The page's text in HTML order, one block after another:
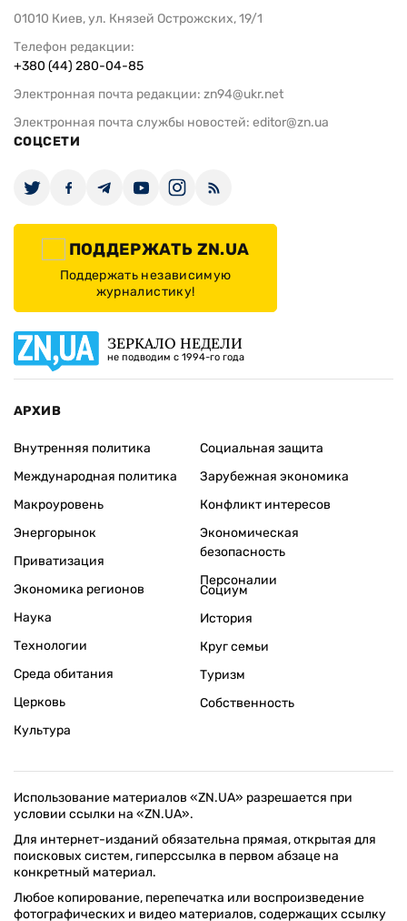
01010 Киев, ул. Князей Острожских, 19/1
Телефон редакции:
+380 (44) 280-04-85
Электронная почта редакции: zn94@ukr.net
Электронная почта службы новостей: editor@zn.ua
СОЦСЕТИ
ПОДДЕРЖАТЬ ZN.UA
Поддержать независимую
журналистику!
ЗЕРКАЛО НЕДЕЛИ
не подводим с 1994-го года
АРХИВ
Внутренняя политика
Международная политика
Макроуровень
Энергорынок
Приватизация
Экономика регионов
Социальная защита
Зарубежная экономика
Конфликт интересов
Экономическая
безопасность
Персоналии
Наука
Технологии
Среда обитания
Церковь
Культура
Социум
История
Круг семьи
Туризм
Собственность
Использование материалов «ZN.UA» разрешается при
условии ссылки на «ZN.UA».
Для интернет-изданий обязательна прямая, открытая для
поисковых систем, гиперссылка в первом абзаце на
конкретный материал.
Любое копирование, перепечатка или воспроизведение
фотографических и видео материалов, содержащих ссылку